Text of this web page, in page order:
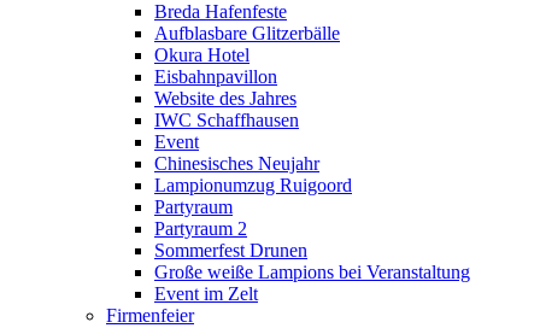
Breda Hafenfeste
Aufblasbare Glitzerbälle
Okura Hotel
Eisbahnpavillon
Website des Jahres
IWC Schaffhausen
Event
Chinesisches Neujahr
Lampionumzug Ruigoord
Partyraum
Partyraum 2
Sommerfest Drunen
Große weiße Lampions bei Veranstaltung
Event im Zelt
Firmenfeier